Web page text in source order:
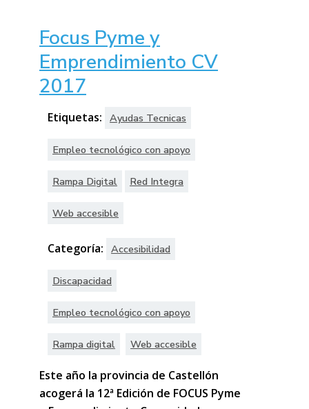
Focus Pyme y
Emprendimiento CV
2017
Etiquetas: Ayudas Tecnicas
Empleo tecnológico con apoyo
Rampa Digital Red Integra
Web accesible
Categoría: Accesibilidad
Discapacidad
Empleo tecnológico con apoyo
Rampa digital Web accesible
Este año la provincia de Castellón
acogerá la 12ª Edición de FOCUS Pyme